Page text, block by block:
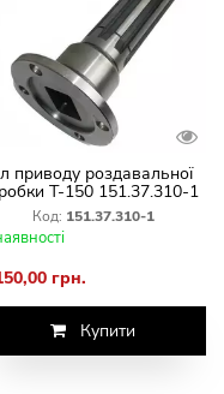
приводу роздавальної
Т-150 151.37.310-1
Код: 151.37.310-1
грн.
Купити